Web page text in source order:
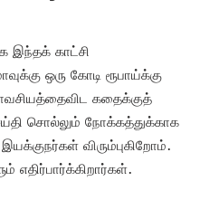
இந்தக் காட்சி
ஒரு கோடி ரூபாய்க்கு
கதைக்குத்
சொல்லும் நோக்கத்துக்காக
விரும்புகிறோம்.